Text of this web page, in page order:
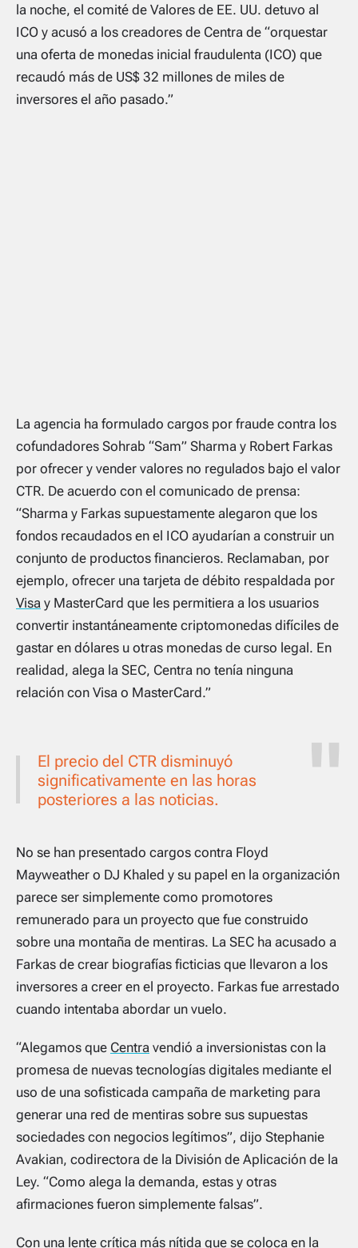
la noche, el comité de Valores de EE. UU. detuvo al
ICO y acusó a los creadores de Centra de “orquestar
una oferta de monedas inicial fraudulenta (ICO) que
recaudó más de US$ 32 millones de miles de
inversores el año pasado.”
La agencia ha formulado cargos por fraude contra los
cofundadores Sohrab “Sam” Sharma y Robert Farkas
por ofrecer y vender valores no regulados bajo el valor
CTR. De acuerdo con el comunicado de prensa:
“Sharma y Farkas supuestamente alegaron que los
fondos recaudados en el ICO ayudarían a construir un
conjunto de productos financieros. Reclamaban, por
ejemplo, ofrecer una tarjeta de débito respaldada por
Visa y MasterCard que les permitiera a los usuarios
convertir instantáneamente criptomonedas difíciles de
gastar en dólares u otras monedas de curso legal. En
realidad, alega la SEC, Centra no tenía ninguna
relación con Visa o MasterCard.”
El precio del CTR disminuyó
significativamente en las horas
posteriores a las noticias.
No se han presentado cargos contra Floyd
Mayweather o DJ Khaled y su papel en la organización
parece ser simplemente como promotores
remunerado para un proyecto que fue construido
sobre una montaña de mentiras. La SEC ha acusado a
Farkas de crear biografías ficticias que llevaron a los
inversores a creer en el proyecto. Farkas fue arrestado
cuando intentaba abordar un vuelo.
“Alegamos que Centra vendió a inversionistas con la
promesa de nuevas tecnologías digitales mediante el
uso de una sofisticada campaña de marketing para
generar una red de mentiras sobre sus supuestas
sociedades con negocios legítimos”, dijo Stephanie
Avakian, codirectora de la División de Aplicación de la
Ley. “Como alega la demanda, estas y otras
afirmaciones fueron simplemente falsas”.
Con una lente crítica más nítida que se coloca en la